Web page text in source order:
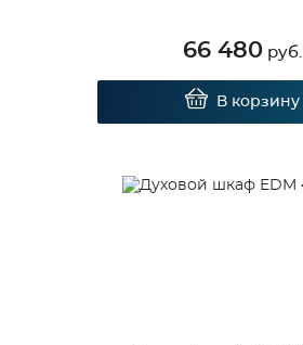
66 480 руб.
В корзину